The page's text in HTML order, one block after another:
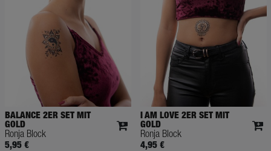
BALANCE 2ER SET MIT
GOLD
Ronja Block
5,95 €
I AM LOVE 2ER SET MIT
GOLD
Ronja Block
4,95 €